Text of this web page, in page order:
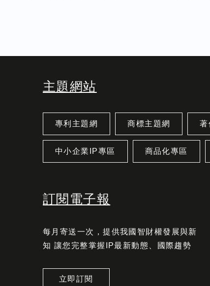
主題網站
專利主題網 商標主題網 著
中小企業IP專區 商品化專區
訂閱電子報
每月寄送一次，提供我國智財權發展與新
知 讓您完整掌握IP最新動態、國際趨勢
立即訂閱